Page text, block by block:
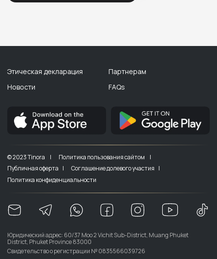
Этическая декларация
Новости
Партнерам
FAQs
© 2023 Tinora |
Политика пользования сайтом |
Публичная оферта |
Соглашение долевого участия |
Политика конфиденциальности
Юридический адрес: 60/37 Moo 2 Vichit Sub-District, Muang Phuket
District, Phuket Province 83000
Свидетельство о регистрации № 0835566039726